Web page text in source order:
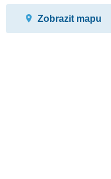
Zobrazit mapu